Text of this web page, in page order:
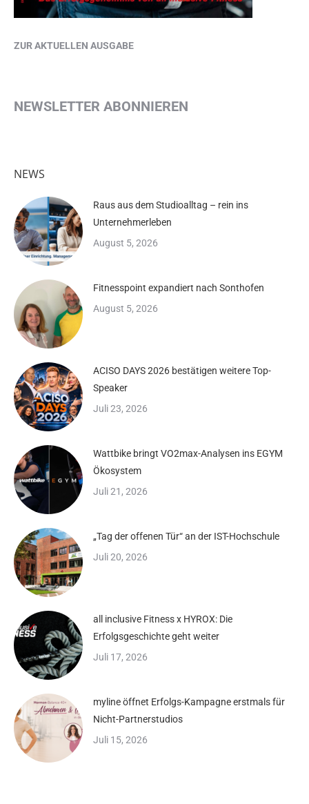
ZUR AKTUELLEN AUSGABE
NEWSLETTER ABONNIEREN
NEWS
Raus aus dem Studioalltag – rein ins
Unternehmerleben
August 5, 2026
Fitnesspoint expandiert nach Sonthofen
August 5, 2026
ACISO DAYS 2026 bestätigen weitere Top-
Speaker
Juli 23, 2026
Wattbike bringt VO2max-Analysen ins EGYM
Ökosystem
Juli 21, 2026
„Tag der offenen Tür“ an der IST-Hochschule
Juli 20, 2026
all inclusive Fitness x HYROX: Die
Erfolgsgeschichte geht weiter
Juli 17, 2026
myline öffnet Erfolgs-Kampagne erstmals für
Nicht-Partnerstudios
Juli 15, 2026